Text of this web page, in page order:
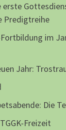
erste
Predigtreihe
im
Jahr:
Die
Freizeit